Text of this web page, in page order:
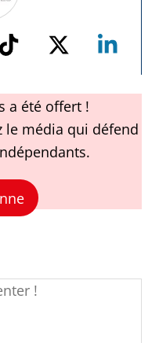
TikTok Twitter
a été offert !
le média qui défend